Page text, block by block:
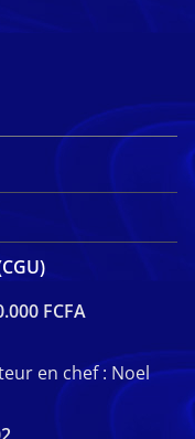
FCFA
en chef : Noel